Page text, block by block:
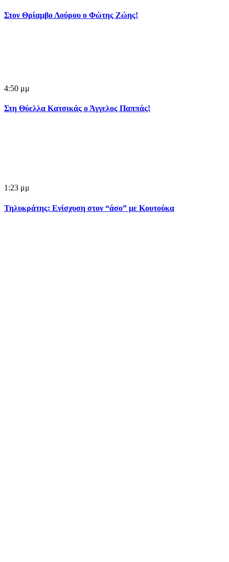
Στον Θρίαμβο Λούρου ο Φώτης Ζώης!
4:50 μμ
Στη Θύελλα Κατσικάς ο Άγγελος Παππάς!
1:23 μμ
Τηλυκράτης: Ενίσχυση στον “άσο” με Κουτούκα